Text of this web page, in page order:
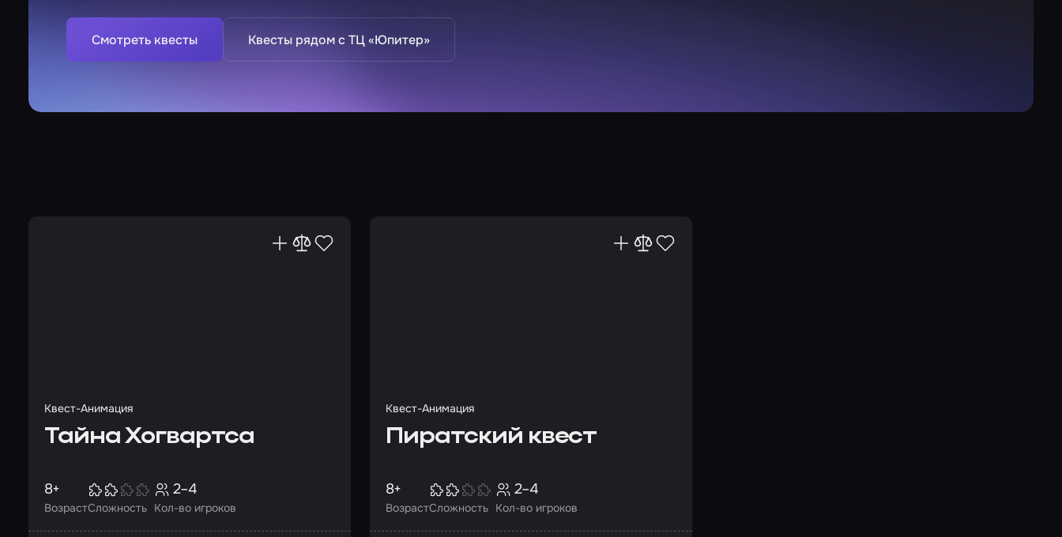
Смотреть квесты Квесты рядом с ТЦ «Юпитер»
Квест-Анимация
Тайна Хогвартса
Возраст
8+
Сложность Кол-во игроков
2–4
Квест-Анимация
Пиратский квест
Возраст
8+
Сложность Кол-во игроков
2–4